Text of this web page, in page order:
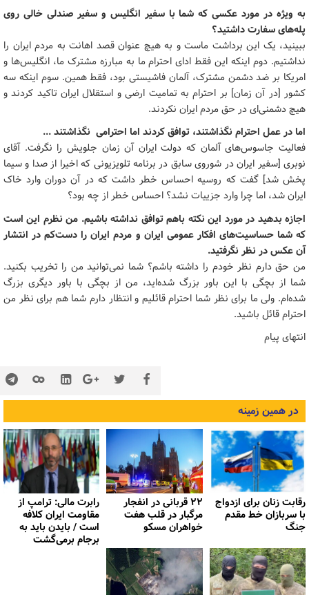
به ویژه در مورد عکسی که شما با سفیر انگلیس و سفیر صندلی خالی روی
پله‌های سفارت داشتید؟
ببینید، یک این برداشت ماست و به هیچ عنوان قصد اهانت به مردم ایران را
نداشتیم. دوم اینکه این فقط ادای احترام ما به مبارزه مشترک ما، انگلیس‌ها و
امریکا بر ضد دشمن مشترک، آلمان فاشیستی بود، فقط همین. سوم اینکه سه
کشور [در آن زمان] بر احترام به تمامیت ارضی و استقلال ایران تاکید کردند و
هیچ دشمنی‌ای در حق مردم ایران نکردند.
اما در عمل احترام نگذاشتند، توافق کردند اما احترامی نگذاشتند ...
فعالیت جاسوس‌های آلمان که دولت ایران آن زمان جلویش را نگرفت. آقای
نوبری [سفیر ایران در شوروی سابق در برنامه تلویزیونی که اخیرا از صدا و سیما
پخش شد] گفت که روسیه احساس خطر داشت که در آن دوران وارد خاک
ایران شد، اما چرا وارد جزییات نشد؟ احساس خطر از چه بود؟
اجازه بدهید در مورد این نکته باهم توافق نداشته ‌باشیم. من نظرم این است
که شما حساسیت‌های افکار عمومی ایران و مردم ایران را دست‌کم در انتشار
آن عکس در نظر نگرفتید.
من حق دارم نظر خودم را داشته ‌باشم؟ شما نمی‌توانید من را تخریب بکنید.
شما از بچگی با این باور بزرگ شده‌اید، من از بچگی با باور دیگری بزرگ
شده‌ام. ولی ما برای نظر شما احترام قائلیم و انتظار دارم شما هم برای نظر من
احترام قائل باشید.
انتهای پیام
در همین زمینه
رقابت زنان برای ازدواج
با سربازان خط مقدم
جنگ
۲۲ قربانی در انفجار
مرگبار در قلب هفت
خواهران مسکو
رابرت مالی: ترامپ از
مقاومت ایران کلافه
است / بایدن باید به
برجام برمی‌گشت